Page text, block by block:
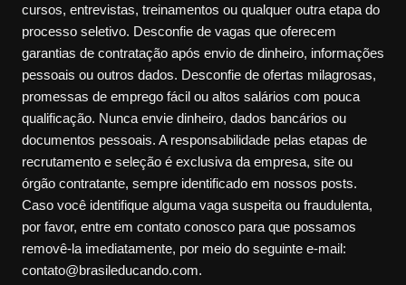
cursos, entrevistas, treinamentos ou qualquer outra etapa do
processo seletivo. Desconfie de vagas que oferecem
garantias de contratação após envio de dinheiro, informações
pessoais ou outros dados. Desconfie de ofertas milagrosas,
promessas de emprego fácil ou altos salários com pouca
qualificação. Nunca envie dinheiro, dados bancários ou
documentos pessoais. A responsabilidade pelas etapas de
recrutamento e seleção é exclusiva da empresa, site ou
órgão contratante, sempre identificado em nossos posts.
Caso você identifique alguma vaga suspeita ou fraudulenta,
por favor, entre em contato conosco para que possamos
removê-la imediatamente, por meio do seguinte e-mail:
contato@brasileducando.com.